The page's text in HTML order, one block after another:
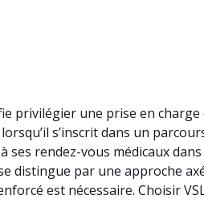
privilégier une prise en
s’inscrit dans un
rendez-vous médicaux
distingue par une approche
est nécessaire. Choisir